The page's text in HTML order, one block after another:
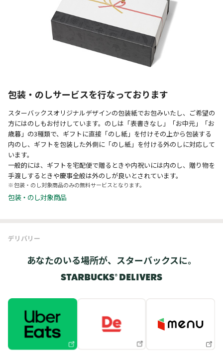
包装・のしサービスを行なっております
スターバックスオリジナルデザインの包装紙でお包みいたし、ご希望の
方にはのしもお付けしています。のしは「表書きなし」「お中元」「お
歳暮」の3種類で、ギフトに直接「のし紙」を付けその上から包装する
内のし、ギフトを包装した外側に「のし紙」を付ける外のしに対応して
います。
一般的には、ギフトを宅配便で贈るときや内祝いには内のし、贈り物を
手渡しするときや慶事全般は外のしが良いとされています。
包装・のし対象商品のみの無料サービスとなります。
包装・のし対象商品
デリバリー
あなたのいる場所が、スターバックスに。
STARBUCKS® DELIVERS